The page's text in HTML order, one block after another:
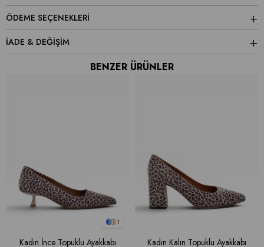
ÖDEME SEÇENEKLERI
İADE & DEĞİŞİM
BENZER ÜRÜNLER
1
Kadın İnce Topuklu Ayakkabı Kadın Kalın Topuklu Ayakkabı